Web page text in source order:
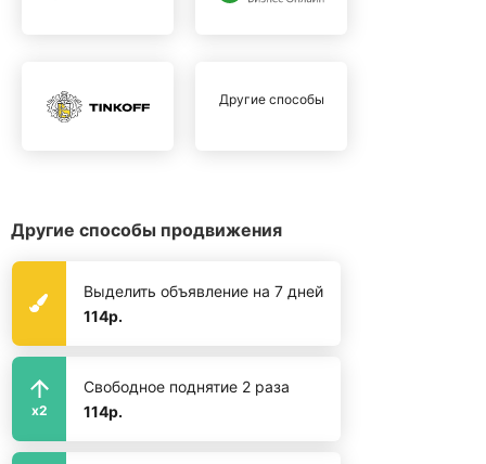
Другие способы
Другие способы продвижения
Выделить объявление на 7 дней
114р.
x2
Свободное поднятие 2 раза
114р.